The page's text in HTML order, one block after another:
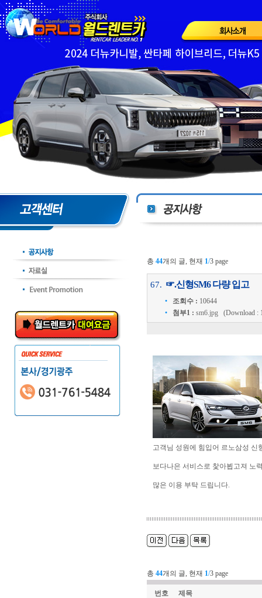
총 44개의 글, 현재 1/3 page
67. ☞.신형SM6 다량 입고
• 조회수 : 10644
•
첨부1 : sm6.jpg (Download :
고객님 성원에 힘입어 르노삼성 신
보다나은 서비스로 찿아뵙고져 노
많은 이용 부탁 드립니다.
총 44개의 글, 현재 1/3 page
번호 제목